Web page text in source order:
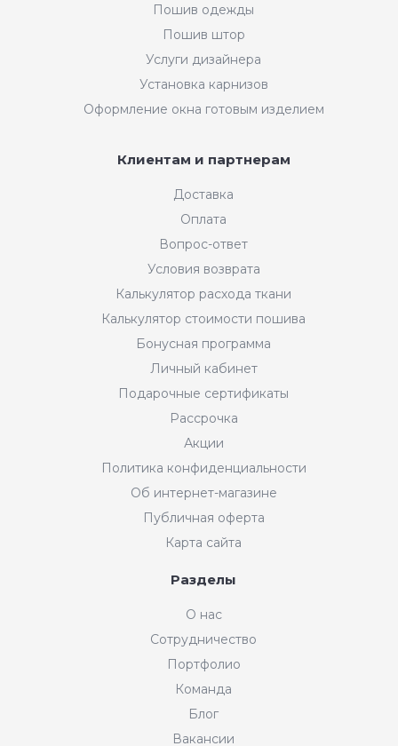
Интернет-магазин "Мир
Добрый день! Готовы Вам
помочь. Напишите нам, если у
Вас появятся вопросы.
магазина: пн-пт с 11:00 до
19:00 по МСК.
Пошив одежды
Пошив штор
Услуги дизайнера
Установка карнизов
Оформление окна готовым изделием
Клиентам и партнерам
Доставка
Оплата
Вопрос-ответ
Условия возврата
Калькулятор расхода ткани
Калькулятор стоимости пошива
Бонусная программа
Личный кабинет
Подарочные сертификаты
Рассрочка
Акции
Политика конфиденциальности
Об интернет-магазине
Публичная оферта
Карта сайта
Разделы
О нас
Сотрудничество
Портфолио
Команда
Блог
Вакансии